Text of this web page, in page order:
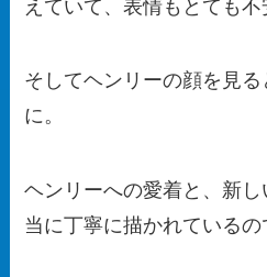
えていて、表情もとても不
そしてヘンリーの顔を見
に。
ヘンリーへの愛着と、新
当に丁寧に描かれているの